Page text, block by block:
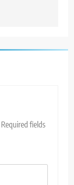
Required fields